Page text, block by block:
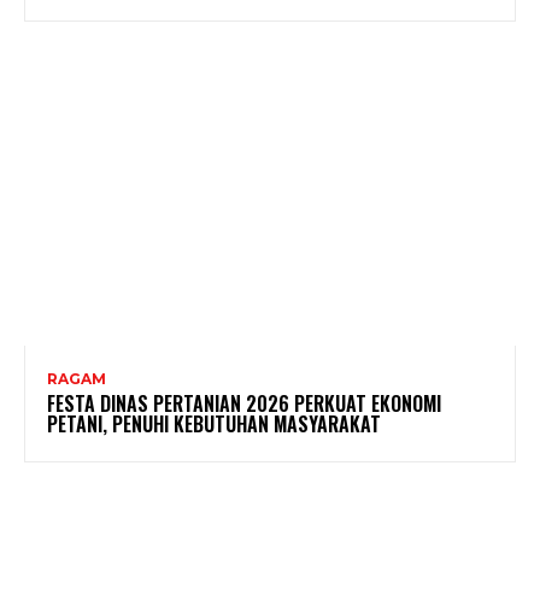
RAGAM
FESTA DINAS PERTANIAN 2026 PERKUAT EKONOMI
PETANI, PENUHI KEBUTUHAN MASYARAKAT